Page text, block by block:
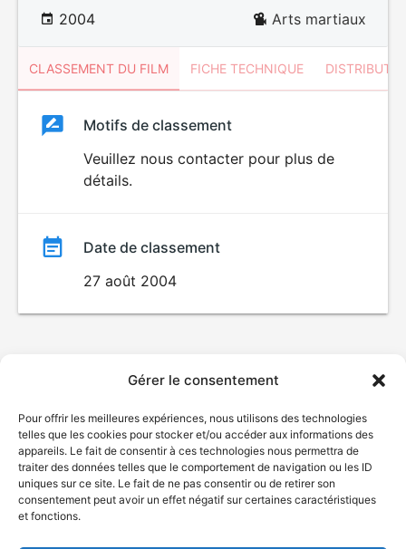
Gérer le consentement
Pour offrir les meilleures expériences, nous utilisons des technologies
telles que les cookies pour stocker et/ou accéder aux informations des
appareils. Le fait de consentir à ces technologies nous permettra de
traiter des données telles que le comportement de navigation ou les ID
uniques sur ce site. Le fait de ne pas consentir ou de retirer son
consentement peut avoir un effet négatif sur certaines caractéristiques
et fonctions.
2004 Arts martiaux
CLASSEMENT DU FILM FICHE TECHNIQUE
ClassementClassement
Motifs de classement
Veuillez nous contacter pour plus de
détails.
Date de classement
27 août 2004